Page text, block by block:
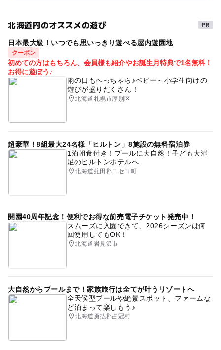
北海道内のオススメの遊び
日本最大級！いつでも思いっきり遊べる屋内遊園地
クーポン
初めての方はもちろん、会員様も紹介やお誕生月特典で1名無料！
お得に遊ぼう♪
雨の日もへっちゃら♪ベビー～小学生向けの
遊びが盛りだくさん！
北海道札幌市厚別区
超豪華！8組最大24名様「ヒルトン」8施設の無料宿泊券
1泊朝食付き！プールに大自然！子ども大満
足のヒルトンホテルへ
北海道虻田郡ニセコ町
開園40周年記念！便利でお得な前売電子チケット発売中！
スムーズに入園できて、2026シーズンは何
回使用してもOK！
北海道岩見沢市
大自然からプールまで！家族旅行は全てが叶うリゾートへ
全天候型プールや絶景スポット、ファームな
ど泊まって楽しもう♪
北海道勇払郡占冠村